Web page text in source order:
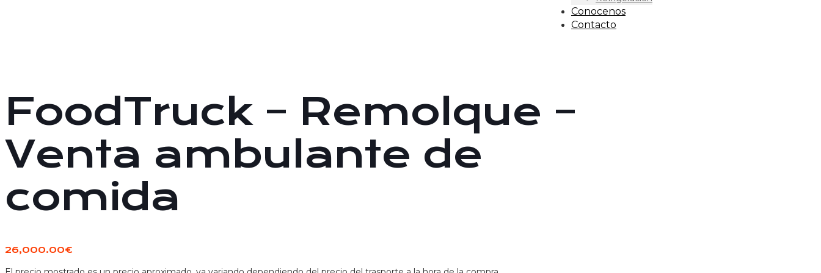
Conocenos
Contacto
FoodTruck – Remolque –
Venta ambulante de
comida
26,000.00€